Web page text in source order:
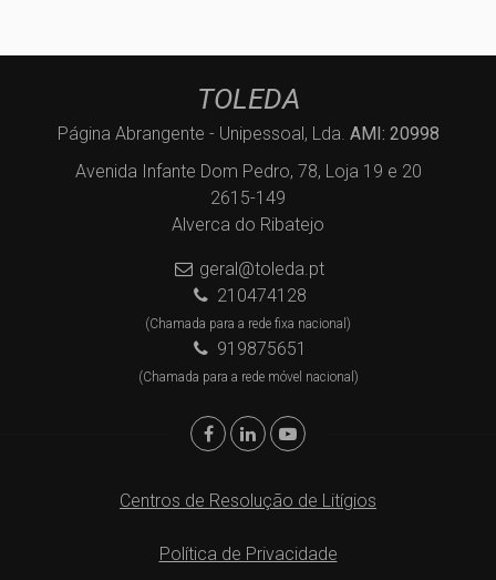
TOLEDA
Página Abrangente - Unipessoal, Lda. AMI: 20998
Avenida Infante Dom Pedro, 78, Loja 19 e 20
2615-149
Alverca do Ribatejo
geral@toleda.pt
210474128
(Chamada para a rede fixa nacional)
919875651
(Chamada para a rede móvel nacional)
Centros de Resolução de Litígios
Política de Privacidade